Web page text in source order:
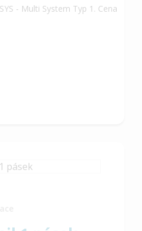
- Multi System Typ 1. Cena